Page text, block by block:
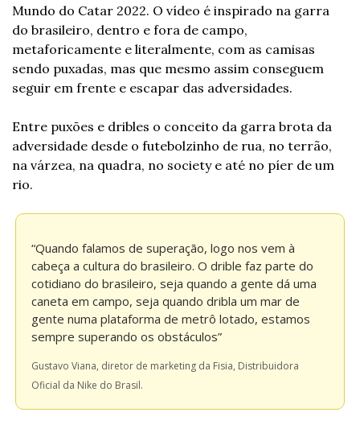
Mundo do Catar 2022. O vídeo é inspirado na garra
do brasileiro, dentro e fora de campo,
metaforicamente e literalmente, com as camisas
sendo puxadas, mas que mesmo assim conseguem
seguir em frente e escapar das adversidades.
Entre puxões e dribles o conceito da garra brota da
adversidade desde o futebolzinho de rua, no terrão,
na várzea, na quadra, no society e até no píer de um
rio.
“Quando falamos de superação, logo nos vem à
cabeça a cultura do brasileiro. O drible faz parte do
cotidiano do brasileiro, seja quando a gente dá uma
caneta em campo, seja quando dribla um mar de
gente numa plataforma de metrô lotado, estamos
sempre superando os obstáculos”
Gustavo Viana, diretor de marketing da Fisia, Distribuidora
Oficial da Nike do Brasil.